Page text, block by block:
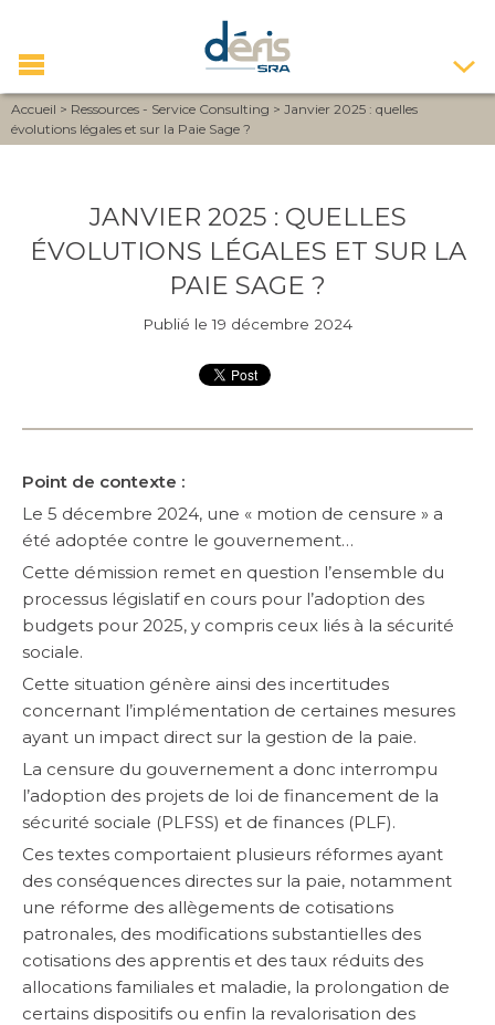
SERVICE
CONSULTING
LIVRES BLANCS
INFOGRAPHIE
FICHES PRODUITS
Accueil > Ressources - Service Consulting > Janvier 2025 : quelles
évolutions légales et sur la Paie Sage ?
JANVIER 2025 : QUELLES
ÉVOLUTIONS LÉGALES ET SUR LA
PAIE SAGE ?
Publié le 19 décembre 2024
Point de contexte :
Le 5 décembre 2024, une « motion de censure » a
été adoptée contre le gouvernement…
Cette démission remet en question l’ensemble du
processus législatif en cours pour l’adoption des
budgets pour 2025, y compris ceux liés à la sécurité
sociale.
Cette situation génère ainsi des incertitudes
concernant l’implémentation de certaines mesures
ayant un impact direct sur la gestion de la paie.
La censure du gouvernement a donc interrompu
l’adoption des projets de loi de financement de la
sécurité sociale (PLFSS) et de finances (PLF).
Ces textes comportaient plusieurs réformes ayant
des conséquences directes sur la paie, notamment
une réforme des allègements de cotisations
patronales, des modifications substantielles des
cotisations des apprentis et des taux réduits des
allocations familiales et maladie, la prolongation de
certains dispositifs ou enfin la revalorisation des